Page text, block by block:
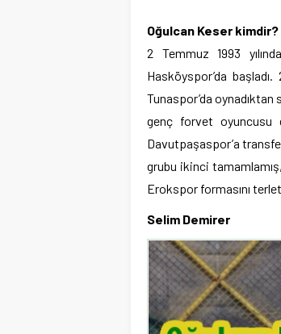
Oğulcan Keser kimdir?
2 Temmuz 1993
Hasköyspor’da
Tunaspor’da
genç forvet oyuncusu
Davutpaşaspor’a
grubu ikinci
Erokspor formasını
Selim Demirer